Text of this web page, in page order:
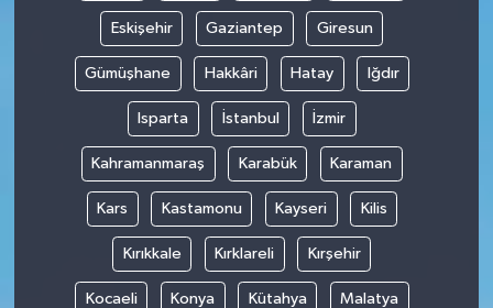
Eskişehir Gaziantep Giresun
Gümüşhane Hakkâri Hatay Iğdır
Isparta İstanbul İzmir
Kahramanmaraş Karabük Karaman
Kars Kastamonu Kayseri Kilis
Kırıkkale Kırklareli Kırşehir
Kocaeli Konya Kütahya Malatya